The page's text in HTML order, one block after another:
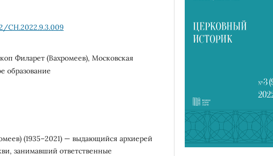
CH.2022.9.3.009
Филарет (Вахромеев), Московская
образование
(1935–2021) — выдающийся архиерей
занимавший ответственные